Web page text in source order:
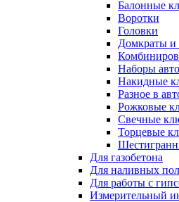
Балонные
Воротки
Головки
Домкраты и
Наборы
Накидные
Разное в
Рожковые
Свечные
Торцевые
Для газобетона
Для наливных
Для работы с
Измерительный